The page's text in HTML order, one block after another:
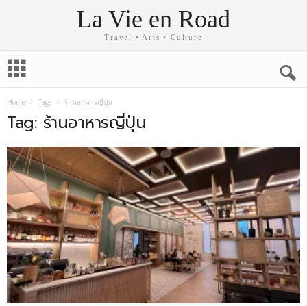
La Vie en Road
Travel • Arts • Culture
Home Tags ร้านอาหารญี่ปุ่น
Tag: ร้านอาหารญี่ปุ่น